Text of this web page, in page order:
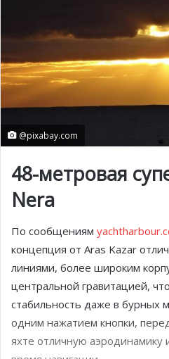
@pixabay.com
48-метровая
Nera
По сообщениям
концепция от Aras Kazar
линиями, более широким
центральной гравитацией,
стабильность даже в бурных
одним нажатием кнопки,
яхте отличную